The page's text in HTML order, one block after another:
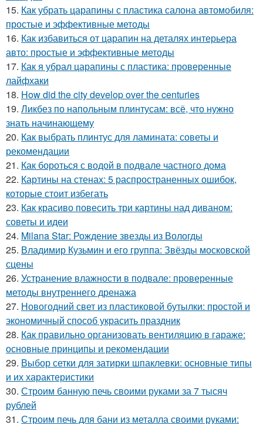
15. Как убрать царапины с пластика салона автомобиля:
простые и эффективные методы
16. Как избавиться от царапин на деталях интерьера
авто: простые и эффективные методы
17. Как я убрал царапины с пластика: проверенные
лайфхаки
18. How did the city develop over the centuries
19. Ликбез по напольным плинтусам: всё, что нужно
знать начинающему
20. Как выбрать плинтус для ламината: советы и
рекомендации
21. Как бороться с водой в подвале частного дома
22. Картины на стенах: 5 распространенных ошибок,
которые стоит избегать
23. Как красиво повесить три картины над диваном:
советы и идеи
24. Milana Star: Рождение звезды из Вологды
25. Владимир Кузьмин и его группа: Звёзды московской
сцены
26. Устранение влажности в подвале: проверенные
методы внутреннего дренажа
27. Новогодний свет из пластиковой бутылки: простой и
экономичный способ украсить праздник
28. Как правильно организовать вентиляцию в гараже:
основные принципы и рекомендации
29. Выбор сетки для затирки шпаклевки: основные типы
и их характеристики
30. Строим банную печь своими руками за 7 тысяч
рублей
31. Строим печь для бани из металла своими руками: